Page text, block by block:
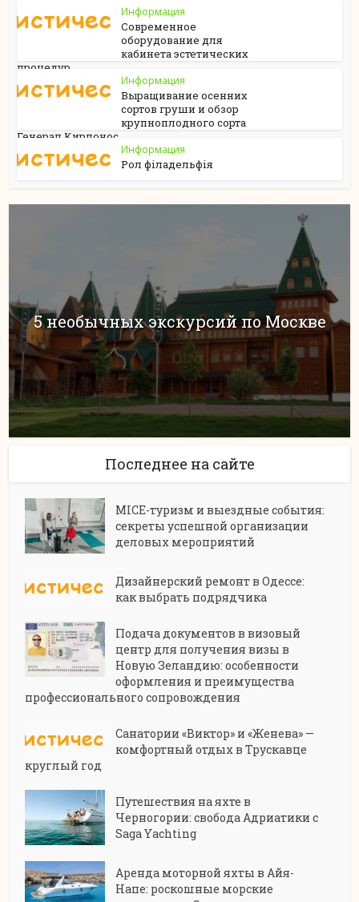
Информация
Современное
оборудование для
кабинета эстетических
процедур
Информация
Выращивание осенних
сортов груши и обзор
крупноплодного сорта
Генерал Кирпонос
Информация
Рол філадельфія
5 необычных экскурсий по Москве
Последнее на сайте
MICE-туризм и выездные события:
секреты успешной организации
деловых мероприятий
Дизайнерский ремонт в Одессе:
как выбрать подрядчика
Подача документов в визовый
центр для получения визы в
Новую Зеландию: особенности
оформления и преимущества
профессионального сопровождения
Санатории «Виктор» и «Женева» —
комфортный отдых в Трускавце
круглый год
Путешествия на яхте в
Черногории: свобода Адриатики с
Saga Yachting
Аренда моторной яхты в Айя-
Напе: роскошные морские